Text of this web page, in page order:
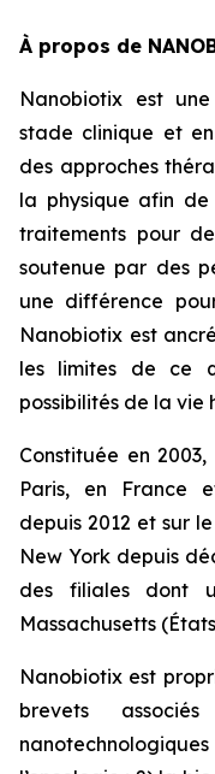
À propos de
Nanobiotix est
stade clinique et
des approches
la physique afin de
traitements pour
soutenue par des
une différence
Nanobiotix est
les limites de ce
possibilités de la vie
Constituée en
Paris, en France
depuis 2012 et sur
New York depuis
des filiales dont
Massachusetts
Nanobiotix est
brevets